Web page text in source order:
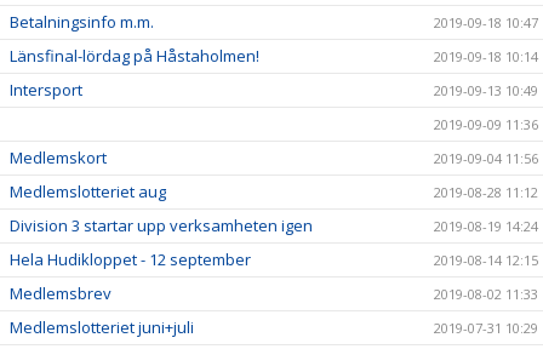
Betalningsinfo m.m. 2019-09-18 10:47
Länsfinal-lördag på Håstaholmen! 2019-09-18 10:14
Intersport
2019-09-13 10:49
2019-09-09 11:36
Medlemskort 2019-09-04 11:56
Medlemslotteriet aug 2019-08-28 11:12
Division 3 startar upp verksamheten igen 2019-08-19 14:24
Hela Hudikloppet - 12 september 2019-08-14 12:15
Medlemsbrev 2019-08-02 11:33
Medlemslotteriet juni+juli 2019-07-31 10:29